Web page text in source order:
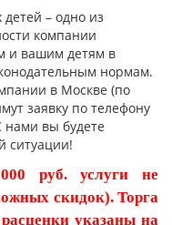
– одно из
компании
вашим детям в
нормам.
в Москве (по
заявку по телефону
вы будете
ситуации!
руб. услуги не
скидок). Торга
указаны на